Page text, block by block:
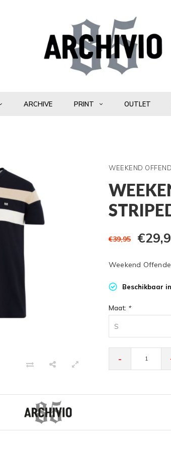
ARCHIVE PRINT OUTLET
WEEKEND
€39,95
Weekend
Beschikbaar
Maat: *
S
-